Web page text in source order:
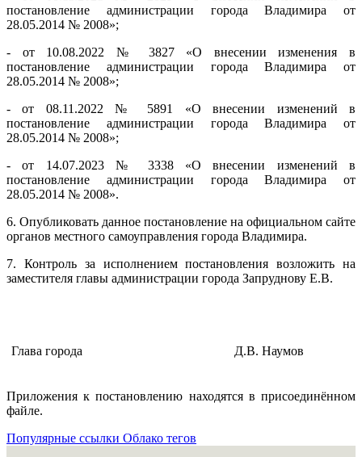
постановление администрации города Владимира от
28.05.2014 № 2008»;
- от 10.08.2022 № 3827 «О внесении изменения в
постановление администрации города Владимира от
28.05.2014 № 2008»;
- от 08.11.2022 № 5891 «О внесении изменений в
постановление администрации города Владимира от
28.05.2014 № 2008»;
- от 14.07.2023 № 3338 «О внесении изменений в
постановление администрации города Владимира от
28.05.2014 № 2008».
6. Опубликовать данное постановление на официальном сайте
органов местного самоуправления города Владимира.
7. Контроль за исполнением постановления возложить на
заместителя главы администрации города Запруднову Е.В.
Глава города Д.В. Наумов
Приложения к постановлению находятся в присоединённом
файле.
Популярные ссылки Облако тегов